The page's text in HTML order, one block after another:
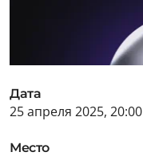
Дата
25 апреля 2025, 20:00
Место